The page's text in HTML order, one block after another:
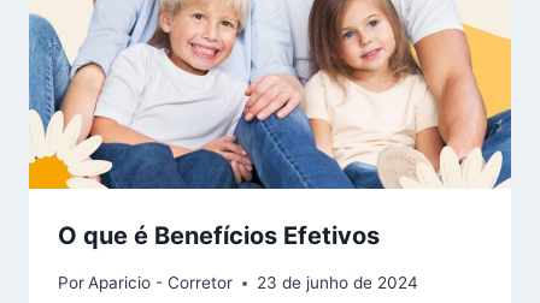
O que é Benefícios Efetivos
PorAparicio - Corretor 23 de junho de 2024